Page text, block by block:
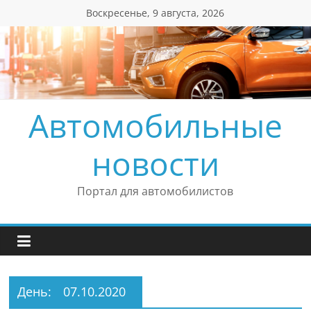
содержимому
Воскресенье, 9 августа, 2026
Автомобильные
новости
Портал для автомобилистов
День: 07.10.2020